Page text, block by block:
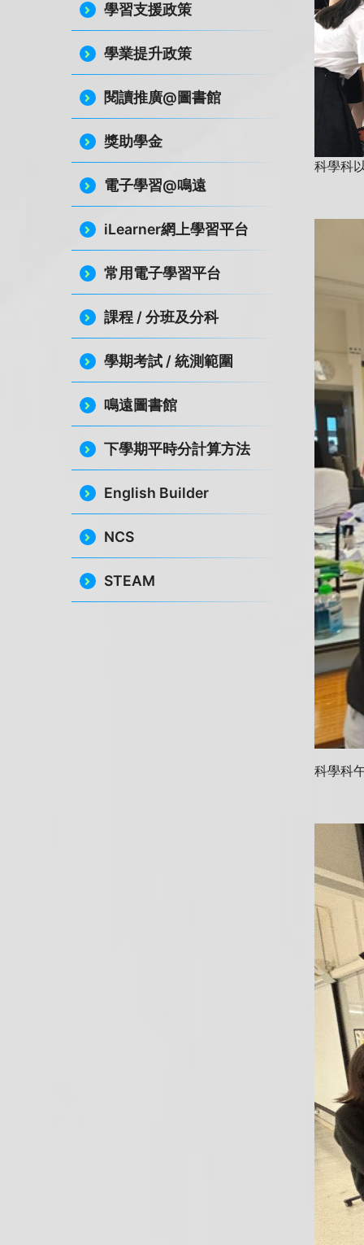
學習支援政策
學業提升政策
閱讀推廣@圖書館
獎助學金
電子學習@鳴遠
iLearner網上學習平台
常用電子學習平台
課程 / 分班及分科
學期考試 / 統測範圍
鳴遠圖書館
下學期平時分計算方法
English Builder
NCS
STEAM
科學科
科學科